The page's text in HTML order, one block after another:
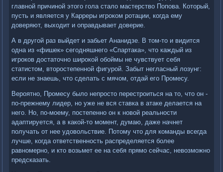
главной причиной этого гола стало мастерство Попова. Который,
пусть и является у Карреры игроком ротации, когда ему
доверяют, выходит и оправдывает доверие.
А в другой раз выйдет и забьет Ананидзе. В том-то и видится
одна из «фишек» сегодняшнего «Спартака», что каждый из
игроков достаточно широкой обоймы не чувствует себя
статистом, второстепенной фигурой. Забыт негласный лозунг:
если не знаешь, что сделать с мячом, отдай его Промесу.
Вероятно, Промесу было непросто перестроиться на то, что он -
по-прежнему лидер, но уже не вся ставка в атаке делается на
него. Но, по-моему, постепенно он к новой реальности
адаптируется, а в какой-то момент, думаю, даже начнет
получать от нее удовольствие. Потому что для команды всегда
лучше, когда ответственность распределяется более
равномерно, и кто возьмет ее на себя прямо сейчас, невозможно
предсказать.